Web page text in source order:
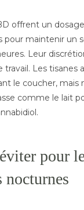
offrent un
pour maintenir un
Leur
travail. Les tisanes
le coucher, mais
comme le lait
pour